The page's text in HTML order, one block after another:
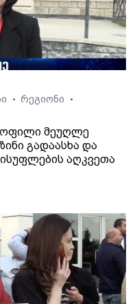
• რეგიონი •
მეუღლე
გადაასხა და
აღკვეთა